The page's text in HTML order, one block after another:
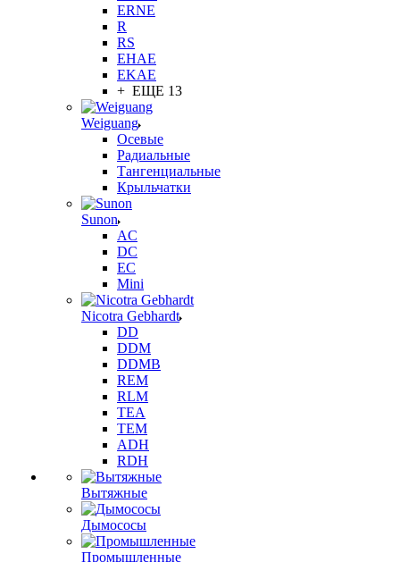
ERNE
R
RS
EHAE
EKAE
+ ЕЩЕ 13
Weiguang
Осевые
Радиальные
Тангенциальные
Крыльчатки
Sunon
AC
DC
EC
Mini
Nicotra Gebhardt
DD
DDM
DDMB
REM
RLM
TEA
TEM
ADH
RDH
Вытяжные
Дымососы
Промышленные